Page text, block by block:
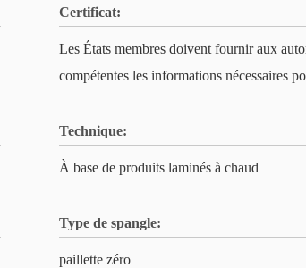
Certificat:
Les États membres doivent fournir aux
compétentes les informations nécessaires
Technique:
À base de produits laminés à chaud
Type de spangle:
paillette zéro